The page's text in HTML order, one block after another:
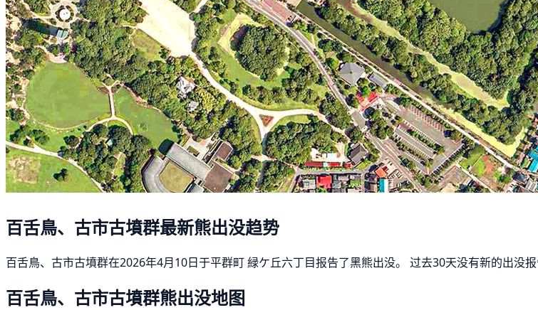
百舌鳥、古市古墳群最新熊出没趋势
百舌鳥、古市古墳群在2026年4月10日于平群町 緑ケ丘六丁目报告了黑熊出没。 过去30天没有新的出没
百舌鳥、古市古墳群熊出没地图